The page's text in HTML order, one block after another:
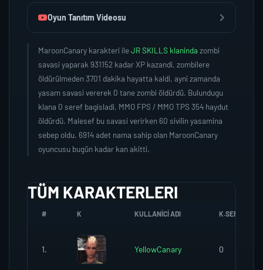
Oyun Tanıtım Videosu
MaroonCanary karakteri ileJR SKILLS klaninda zombi
savasi yaparak 931152 kadar XP kazandi, zombilere
öldürülmeden 3701 dakika hayatta kaldi, ayni zamanda
yasam savasi vererek 0 tane zombi öldürdü. Bulundugu
klana 0 seref bagisladi, MMO FPS / MMO TPS 354 haydut
öldürdü. Malesef bu savasi verirken 60 sivilin yasamina
sebep oldu. 6914 adet nama sahip olan MaroonCanary
oyuncusu bugün kadar kan akitti.
TÜM KARAKTERLERI
# K KULLANICI ADI K.SEREFI
1. YellowCanary 0